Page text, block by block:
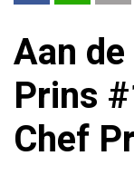
Aan
Prins
Chef